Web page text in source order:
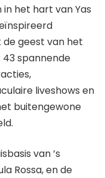
in het hart van Yas
geest van het
spannende
liveshows en
buitengewone
van ’s
Rossa, en de